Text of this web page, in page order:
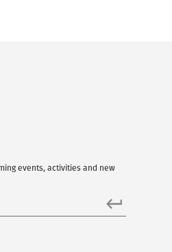
events, activities and new